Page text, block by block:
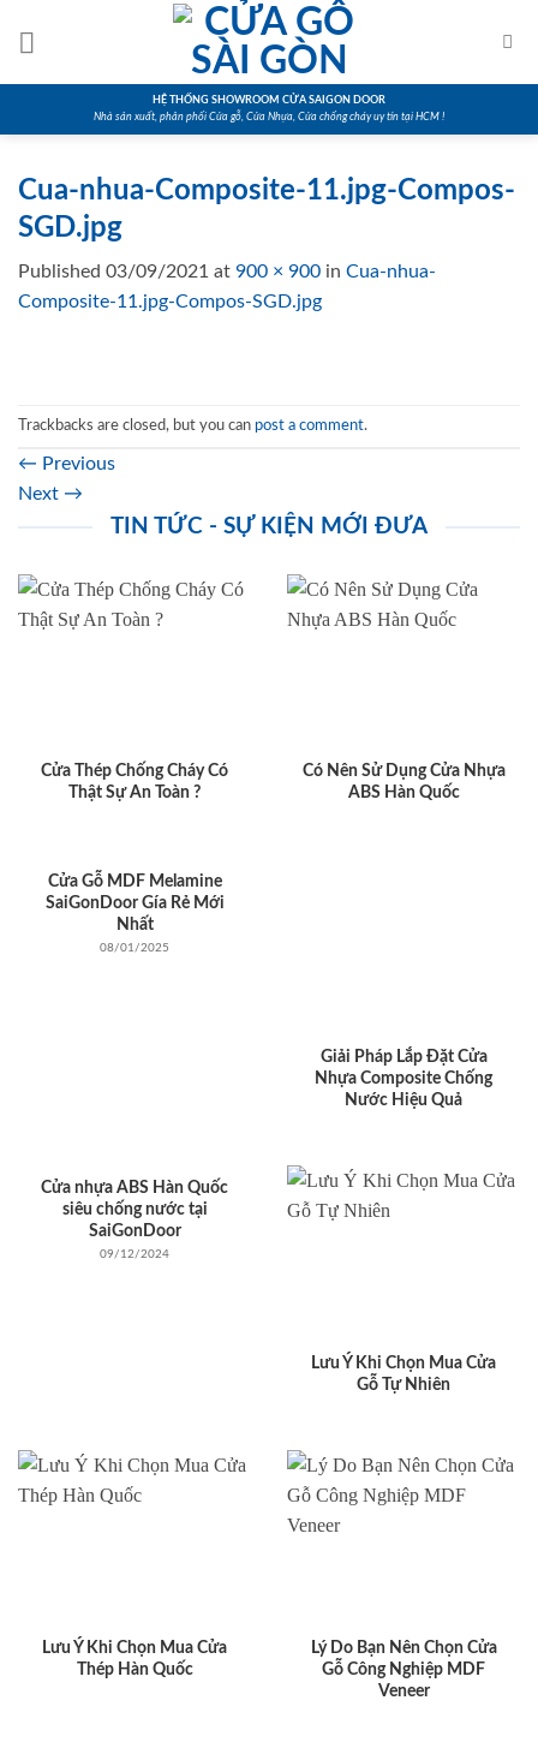
HỆ THỐNG SHOWROOM CỬA SAIGON DOOR
Nhà sản xuất, phân phối Cửa gỗ, Cửa Nhựa, Cửa chống cháy uy tín tại HCM !
Cua-nhua-Composite-11.jpg-Compos-
SGD.jpg
Published 03/09/2021 at 900 × 900 in Cua-nhua-
Composite-11.jpg-Compos-SGD.jpg
Trackbacks are closed, but you can post a comment.
← Previous
Next →
TIN TỨC - SỰ KIỆN MỚI ĐƯA
Cửa Thép Chống Cháy Có
Thật Sự An Toàn ?
Có Nên Sử Dụng Cửa Nhựa
ABS Hàn Quốc
Cửa Gỗ MDF Melamine
SaiGonDoor Gía Rẻ Mới
Nhất
08/01/2025
Giải Pháp Lắp Đặt Cửa
Nhựa Composite Chống
Nước Hiệu Quả
Cửa nhựa ABS Hàn Quốc
siêu chống nước tại
SaiGonDoor
09/12/2024
Lưu Ý Khi Chọn Mua Cửa
Gỗ Tự Nhiên
Lưu Ý Khi Chọn Mua Cửa
Thép Hàn Quốc
Lý Do Bạn Nên Chọn Cửa
Gỗ Công Nghiệp MDF
Veneer